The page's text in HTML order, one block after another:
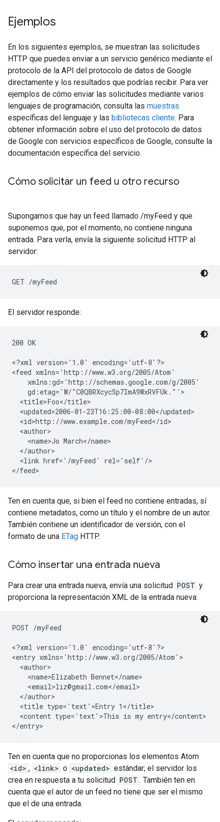
Ejemplos
En los siguientes ejemplos, se muestran las solicitudes
HTTP que puedes enviar a un servicio genérico mediante el
protocolo de la API del protocolo de datos de Google
directamente y los resultados que podrías recibir. Para ver
ejemplos de cómo enviar las solicitudes mediante varios
lenguajes de programación, consulta las muestras
específicas del lenguaje y las bibliotecas cliente. Para
obtener información sobre el uso del protocolo de datos
de Google con servicios específicos de Google, consulte la
documentación específica del servicio.
Cómo solicitar un feed u otro recurso
Supongamos que hay un feed llamado /myFeed y que
suponemos que, por el momento, no contiene ninguna
entrada. Para verla, envía la siguiente solicitud HTTP al
servidor:
El servidor responde:
200 OK
<?xml version='1.0' encoding='utf-8'?>
<feed xmlns='http://www.w3.org/2005/Atom'
    xmlns:gd='http://schemas.google.com/g/2005'
    gd:etag='W/"C0QBRXcycSp7ImA9WxRVFUk."'>
  <title>Foo</title>
  <updated>2006-01-23T16:25:00-08:00</updated>
  <id>http://www.example.com/myFeed</id>
  <author>
    <name>Jo March</name>
  </author>
  <link href='/myFeed' rel='self'/>
Ten en cuenta que, si bien el feed no contiene entradas, sí
contiene metadatos, como un título y el nombre de un autor.
También contiene un identificador de versión, con el
formato de una ETag HTTP.
Cómo insertar una entrada nueva
Para crear una entrada nueva, envía una solicitud POST y
proporciona la representación XML de la entrada nueva:
POST /myFeed
<?xml version='1.0' encoding='utf-8'?>
<entry xmlns='http://www.w3.org/2005/Atom'>
  <author>
    <name>Elizabeth Bennet</name>
    <email>liz@gmail.com</email>
  </author>
  <title type='text'>Entry 1</title>
  <content type='text'>This is my entry</content>
Ten en cuenta que no proporcionas los elementos Atom
<id> , <link> o <updated> estándar; el servidor los
crea en respuesta a tu solicitud POST . También ten en
cuenta que el autor de un feed no tiene que ser el mismo
que el de una entrada.